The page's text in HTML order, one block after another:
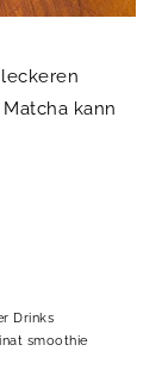
kann
Drinks
smoothie